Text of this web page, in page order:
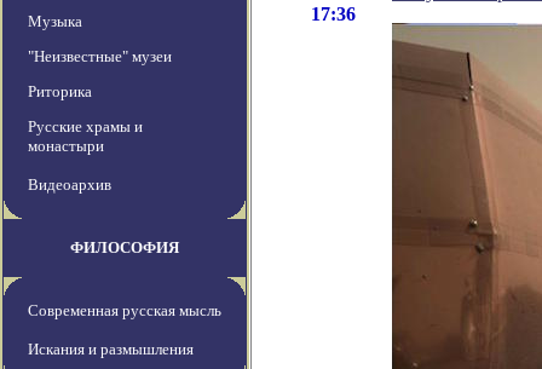
Музыка
"Неизвестные" музеи
Риторика
Русские храмы и
монастыри
Видеоархив
ФИЛОСОФИЯ
Современная русская мысль
Искания и размышления
17:36